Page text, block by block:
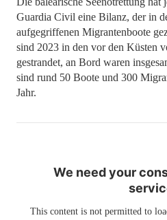
Guardia Civil eine Bilanz, der in
aufgegriffenen Migrantenboote
sind 2023 in den vor den Küsten
gestrandet, an Bord waren
sind rund 50 Boote und 300
Jahr.
We need your
This content is not permitted to